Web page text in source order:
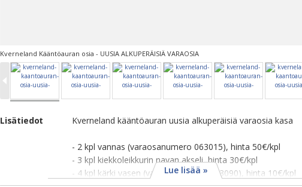
Kverneland Kääntöauran osia - UUSIA ALKUPERÄISIÄ VARAOSIA
Lisätiedot Kverneland kääntöauran uusia alkuperäisiä varaosia kasa
- 2 kpl vannas (varaosanumero 063015), hinta 50€/kpl
- 3 kpl kiekkoleikkurin navan akseli, hinta 30€/kpl
- 4 kpl kärki vasen (varaosanumero 063090), hinta 10€/kpl
Lue lisää »